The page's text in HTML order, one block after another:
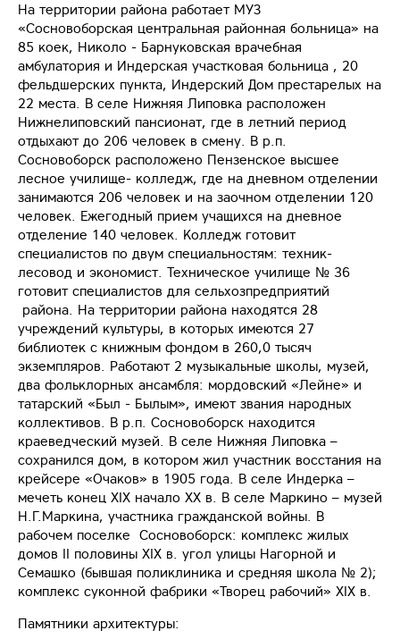
На территории района работает МУЗ
«Сосновоборская центральная районная больница» на
85 коек, Николо - Барнуковская врачебная
амбулатория и Индерская участковая больница , 20
фельдшерских пункта, Индерский Дом престарелых на
22 места. В селе Нижняя Липовка расположен
Нижнелиповский пансионат, где в летний период
отдыхают до 206 человек в смену. В р.п.
Сосновоборск расположено Пензенское высшее
лесное училище- колледж, где на дневном отделении
занимаются 206 человек и на заочном отделении 120
человек. Ежегодный прием учащихся на дневное
отделение 140 человек. Колледж готовит
специалистов по двум специальностям: техник-
лесовод и экономист. Техническое училище № 36
готовит специалистов для сельхозпредприятий
района. На территории района находятся 28
учреждений культуры, в которых имеются 27
библиотек с книжным фондом в 260,0 тысяч
экземпляров. Работают 2 музыкальные школы, музей,
два фольклорных ансамбля: мордовский «Лейне» и
татарский «Был - Былым», имеют звания народных
коллективов. В р.п. Сосновоборск находится
краеведческий музей. В селе Нижняя Липовка –
сохранился дом, в котором жил участник восстания на
крейсере «Очаков» в 1905 года. В селе Индерка –
мечеть конец XIX начало XX в. В селе Маркино – музей
Н.Г.Маркина, участника гражданской войны. В
рабочем поселке Сосновоборск: комплекс жилых
домов II половины XIX в. угол улицы Нагорной и
Семашко (бывшая поликлиника и средняя школа № 2);
комплекс суконной фабрики «Творец рабочий» XIX в.
Памятники архитектуры: